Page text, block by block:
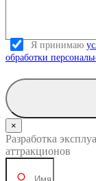
Я принимаю
обработки
×
Разработка
аттракционов